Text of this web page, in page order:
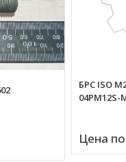
БРС ISO
04PM12S-
Цена